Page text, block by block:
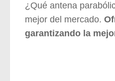
¿Qué antena
mejor del mercado.
garantizando la